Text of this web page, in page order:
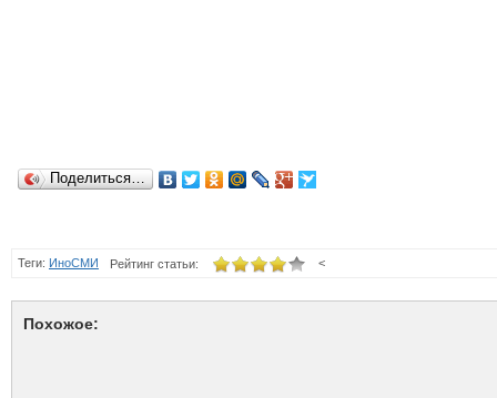
Поделиться…
Теги: ИноСМИ <
Рейтинг статьи:
Похожое: